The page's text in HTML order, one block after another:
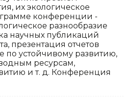
их экологическое
конференции -
разнообразие
научных публикаций
презентация отчетов
по устойчивому развитию,
ресурсам,
и т. д. Конференция